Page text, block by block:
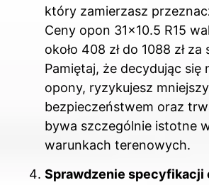
który zamierzasz
Ceny opon 31×10.5 R15
około 408 zł do 1088 zł za
Pamiętaj, że decydując się
opony, ryzykujesz
bezpieczeństwem oraz
bywa szczególnie istotne
warunkach terenowych.
Sprawdzenie specyfikacji